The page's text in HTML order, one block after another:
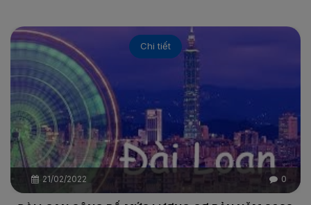
21/02/2022 0
Chi tiết